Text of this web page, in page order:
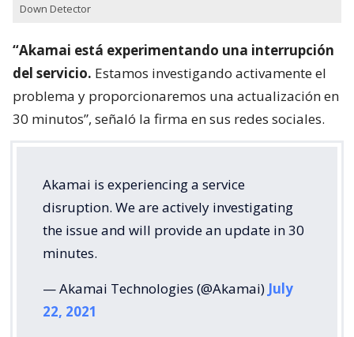
Down Detector
“Akamai está experimentando una interrupción
del servicio. Estamos investigando activamente el
problema y proporcionaremos una actualización en
30 minutos”, señaló la firma en sus redes sociales.
Akamai is experiencing a service
disruption. We are actively investigating
the issue and will provide an update in 30
minutes.
— Akamai Technologies (@Akamai) July
22, 2021